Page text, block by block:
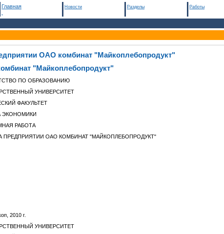
Главная Новости Разделы Работы
ОАО комбинат "Майкоплебопродукт"
"Майкоплебопродукт"
ПО ОБРАЗОВАНИЮ
УНИВЕРСИТЕТ
ФАКУЛЬТЕТ
ЭКОНОМИКИ
РАБОТА
ОАО КОМБИНАТ "МАЙКОПЛЕБОПРОДУКТ"
2010 г.
УНИВЕРСИТЕТ